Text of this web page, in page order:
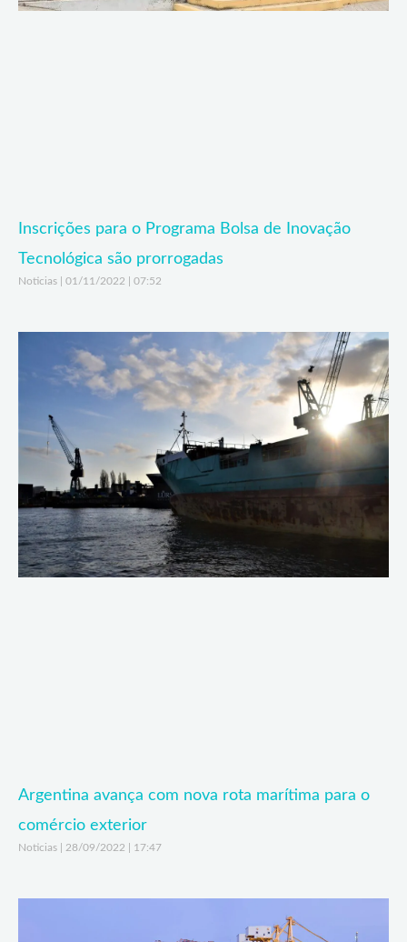
Inscrições para o Programa Bolsa de Inovação
Tecnológica são prorrogadas
Noticias 01/11/2022 07:52
Argentina avança com nova rota marítima para o
comércio exterior
Noticias 28/09/2022 17:47